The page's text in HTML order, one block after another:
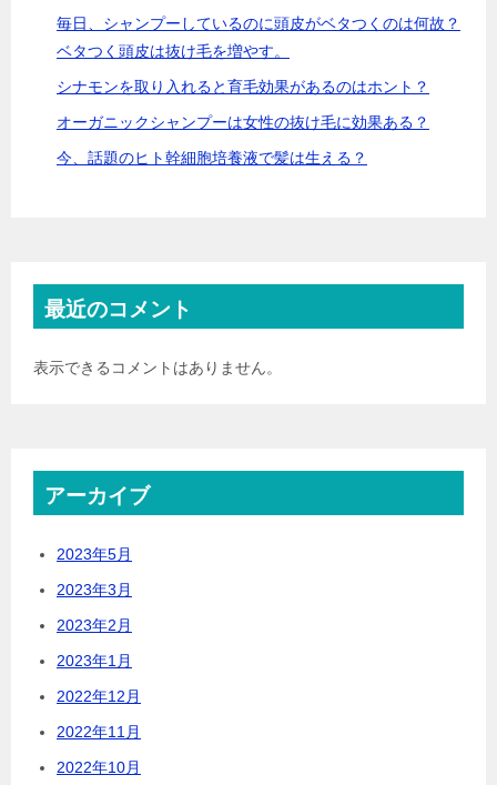
毎日、シャンプーしているのに頭皮がベタつくのは何故？
ベタつく頭皮は抜け毛を増やす。
シナモンを取り入れると育毛効果があるのはホント？
オーガニックシャンプーは女性の抜け毛に効果ある？
今、話題のヒト幹細胞培養液で髪は生える？
最近のコメント
表示できるコメントはありません。
アーカイブ
2023年5月
2023年3月
2023年2月
2023年1月
2022年12月
2022年11月
2022年10月